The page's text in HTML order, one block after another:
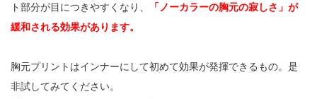
ト部分が目につきやすくなり、
「ノーカラーの胸元の寂しさ」が
緩和される効果があります。
胸元プリントはインナーにして初めて効果が発揮できるもの。是
非試してみてください。